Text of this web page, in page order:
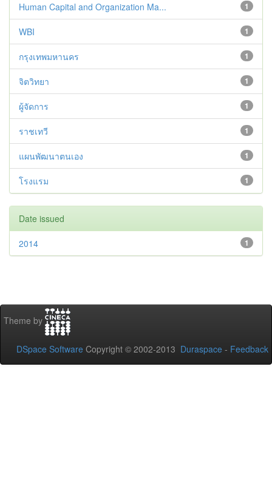
1
Human Capital and Organization Ma...
1
WBI
1
กรุงเทพมหานคร
1
จิตวิทยา
1
ผู้จัดการ
1
ราชเทวี
1
แผนพัฒนาตนเอง
1
โรงแรม
Date issued
1
2014
Theme by
DSpace Software Copyright © 2002-2013 Duraspace - Feedback